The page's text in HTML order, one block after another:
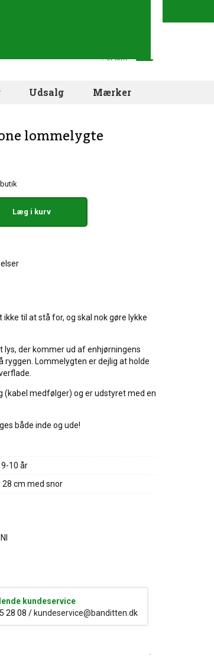
.. er tom
Udsalg Mærker
lommelygte
Læg i kurv
ikke til at stå for, og skal nok gøre lykke
lys, der kommer ud af enhjørningens
ryggen. Lommelygten er dejlig at holde
(kabel medfølger) og er udstyret med en
både inde og ude!
10 år
28 cm med snor
kundeservice
28 08 / kundeservice@banditten.dk